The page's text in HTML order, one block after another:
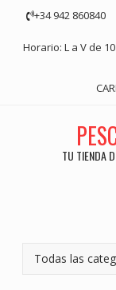
contenido
+34 942 860840
Horario: L a V de
TU TIENDA